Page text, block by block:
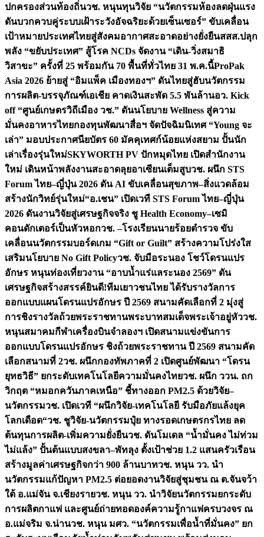
ปกครองส่วนท้องถิ่นวช. หนุนทุนวิจัย “นวัตกรรมห้องลดฝุ่นแรง
ดันบวกควบคู่ระบบเฝ้าระวังอัจฉริยะด้วยเซ็นเซอร์” ขับเคลื่อน
เป้าหมายประเทศไทยสู่สังคมอากาศสะอาดอย่างยั่งยืนสสส.ปลุก
พลัง “ขยับประเทศ” สู้โรค NCDs จัดงาน “เดิน-วิ่งสมาธิ
วิสาขะ” ครั้งที่ 25 พร้อมกัน 70 พื้นที่ทั่วไทย 31 พ.ค.นี้ProPak
Asia 2026 ย้ายสู่ “อิมแพ็ค เมืองทองฯ” ดันไทยสู่ฮับนวัตกรรม
การผลิต-บรรจุภัณฑ์เอเชีย คาดเงินสะพัด 5.5 พันล้านอว. Kick
off “ศูนย์เกษตรวิถีเมือง วช.” ดันนโยบาย Wellness สู่ความ
มั่นคงอาหารไทยกองทุนพัฒนาสื่อฯ จัดปัจฉิมนิเทศ “Young จะ
เล่า” มอบประกาศนียบัตร 60 มัคคุเทศก์น้อยแห่งสยาม ปั้นนัก
เล่าเรื่องรุ่นใหม่SKYWORTH PV ปักหมุดไทย เปิดสำนักงาน
ใหม่ เดินหน้าพลังงานสะอาดลุยอาเซียนเต็มสูบวช. ผนึก STS
Forum ไทย–ญี่ปุ่น 2026 ดัน AI ขับเคลื่อนสุขภาพ–สิ่งแวดล้อม
สร้างนักวิทย์รุ่นใหม่“อ.เชน” เปิดเวที STS Forum ไทย–ญี่ปุ่น
2026 ดันงานวิจัยสู่เศรษฐกิจจริง ชู Health Economy–เซมิ
คอนดักเตอร์เป็นหัวหอกวช. –โรงเรียนนายร้อยตำรวจ ขับ
เคลื่อนนวัตกรรมบอร์ดเกม “Gift or Guilt” สร้างความโปร่งใส
เสริมนโยบาย No Gift Policyวช. จับมือระนอง โชว์โดรนแปร
อักษร หนุนท่องเที่ยวงาน “อาบน้ำแร่แลระนอง 2569” ดัน
เศรษฐกิจสร้างสรรค์ยินดี!ทีมเยาวชนไทย ได้รับรางวัลการ
ออกแบบแผนโดรนแปรอักษร ปี 2569 สนามคัดเลือกที่ 2 มุ่งสู่
การชิงรางวัลถ้วยพระราชทานพระบาทสมเด็จพระเจ้าอยู่หัววช.
หนุนสมาคมกีฬาเครื่องบินจำลองฯ เปิดสนามแข่งขันการ
ออกแบบโดรนแปรอักษร ชิงถ้วยพระราชทาน ปี 2569 สนามคัด
เลือกสนามที่ 2วช. ผนึกกองทัพภาคที่ 2 เปิดศูนย์พัฒนา “โดรน
ยุทธวิธี” ยกระดับเทคโนโลยีความมั่นคงไทยวช. ผนึก ววน. ถก
วิกฤต “หมอกควันภาคเหนือ” ชี้ทางออก PM2.5 ด้วยวิจัย–
นวัตกรรมวช. เปิดเวที “ผนึกวิจัย-เทคโนโลยี รับมือภัยแล้งยุค
โลกเดือด“วช. ชูวิจัย-นวัตกรรมปุ๋ย ทางรอดเกษตรกรไทย ลด
ต้นทุนการผลิต-เพิ่มความยั่งยืนวช. ดันโมเดล “น้ำมั่นคง ไม่ท่วม
ไม่แล้ง” ปั้นต้นแบบสงขลา–พัทลุง ตั้งเป้าช่วย 1.2 แสนครัวเรือน
สร้างมูลค่าเศรษฐกิจกว่า 900 ล้านบาทวช. หนุน วว. นำ
นวัตกรรมแก้ปัญหา PM2.5 ต่อยอดงานวิจัยสู่ชุมชน ณ ต.จันจว้า
ใต้ อ.แม่จัน จ.เชียงรายวช. หนุน วว. นำวิจัยนวัตกรรมยกระดับ
การผลิตกาแฟ และศูนย์ถ่ายทอดองค์ความรู้กาแฟครบวงจร ณ
อ.แม่จริม จ.น่านวช. หนุน มศว. “นวัตกรรมเพื่อน้ำที่มั่นคง” ยก